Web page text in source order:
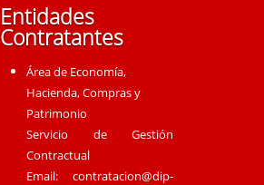
Entidades
Contratantes
Área de Economía,
Hacienda, Compras y
Patrimonio
Servicio de Gestión
Contractual
Email:contratacion@dip-